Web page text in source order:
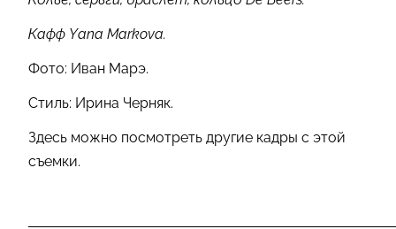
Кафф Yana Markova.
Фото: Иван Марэ.
Стиль: Ирина Черняк.
Здесь можно посмотреть другие кадры с этой
съемки.